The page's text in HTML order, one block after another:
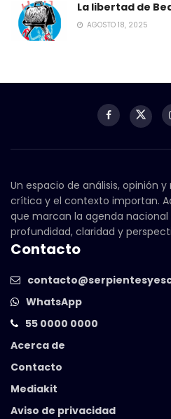
La libertad de
AGOSTO 18, 2025
Un espacio de análisis, opinión
crítica y el contexto importan.
que marcan la agenda
profundidad, claridad y
Contacto
WhatsApp
55 0000 0000
Acerca de
Contacto
Mediakit
Aviso de privacidad